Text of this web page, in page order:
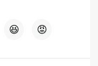
😆 😡